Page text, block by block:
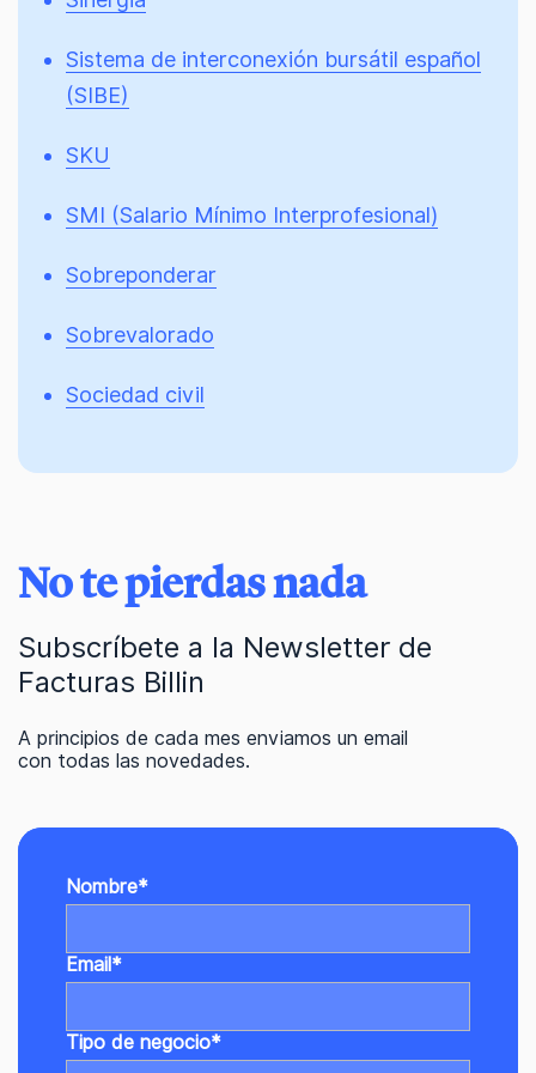
Sistema de interconexión bursátil español
(SIBE)
SKU
SMI (Salario Mínimo Interprofesional)
Sobreponderar
Sobrevalorado
Sociedad civil
No te pierdas nada
Subscríbete a la Newsletter de
Facturas Billin
A principios de cada mes enviamos un email
con todas las novedades.
Nombre*
Email *
Tipo de negocio*